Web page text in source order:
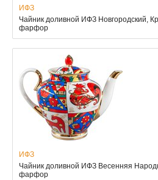
ИФЗ
Чайник доливной ИФЗ Новгородский,
фарфор
ИФЗ
Чайник доливной ИФЗ Весенняя
фарфор